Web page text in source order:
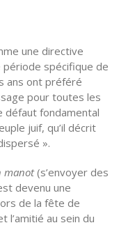
une directive
spécifique de
ans ont préféré
pour toutes les
défaut fondamental
juif, qu’il décrit
».
manot(s’envoyer des
devenu une
de la fête de
l’amitié au sein du